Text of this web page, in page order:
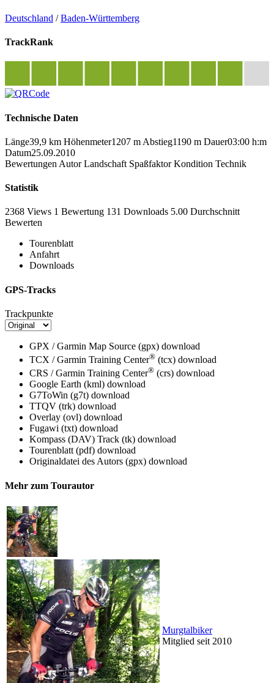
Deutschland /Baden-Württemberg
TrackRank
Technische Daten
Länge39,9 km Höhenmeter1207 m Abstieg1190 m Dauer03:00 h:m
Datum25.09.2010
Bewertungen Autor Landschaft Spaßfaktor Kondition Technik
Statistik
2368 Views 1 Bewertung 131 Downloads 5.00 Durchschnitt
Bewerten
Tourenblatt
Anfahrt
Downloads
GPS-Tracks
Trackpunkte
GPX / Garmin Map Source (gpx) download
TCX / Garmin Training Center® (tcx) download
CRS / Garmin Training Center® (crs) download
Google Earth (kml) download
G7ToWin (g7t) download
TTQV (trk) download
Overlay (ovl) download
Fugawi (txt) download
Kompass (DAV) Track (tk) download
Tourenblatt (pdf) download
Originaldatei des Autors (gpx) download
Mehr zum Tourautor
Murgtalbiker
Mitglied seit 2010